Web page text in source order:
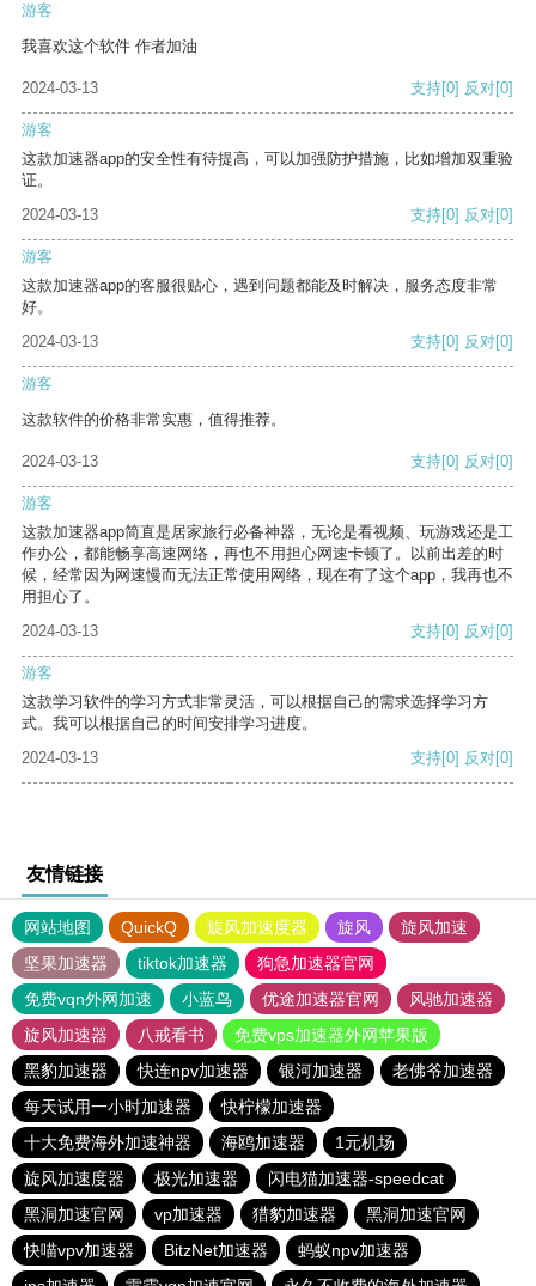
游客
我喜欢这个软件 作者加油
2024-03-13 支持[0] 反对[0]
游客
这款加速器app的安全性有待提高，可以加强防护措施，比如增加双重验
证。
2024-03-13
支持[0] 反对[0]
游客
这款加速器app的客服很贴心，遇到问题都能及时解决，服务态度非常
好。
2024-03-13
支持[0] 反对[0]
游客
这款软件的价格非常实惠，值得推荐。
2024-03-13 支持[0] 反对[0]
游客
这款加速器app简直是居家旅行必备神器，无论是看视频、玩游戏还是工
作办公，都能畅享高速网络，再也不用担心网速卡顿了。以前出差的时
候，经常因为网速慢而无法正常使用网络，现在有了这个app，我再也不
用担心了。
2024-03-13
支持[0] 反对[0]
游客
这款学习软件的学习方式非常灵活，可以根据自己的需求选择学习方
式。我可以根据自己的时间安排学习进度。
2024-03-13
支持[0] 反对[0]
友情链接
网站地图 QuickQ 旋风加速度器 旋风
旋风加速
坚果加速器
tiktok加速器
狗急加速器官网
免费vqn外网加速
小蓝鸟 优途加速器官网
风驰加速器
旋风加速器
八戒看书
免费vps加速器外网苹果版
黑豹加速器
快连npv加速器 银河加速器
老佛爷加速器
每天试用一小时加速器
快柠檬加速器
十大免费海外加速神器
海鸥加速器
1元机场
旋风加速度器
极光加速器
闪电猫加速器-speedcat
黑洞加速官网
vp加速器 猎豹加速器
黑洞加速官网
快喵vpv加速器
BitzNet加速器
蚂蚁npv加速器